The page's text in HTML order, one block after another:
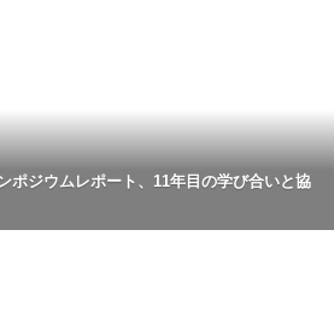
ポジウムレポート、11年目の学び合いと協